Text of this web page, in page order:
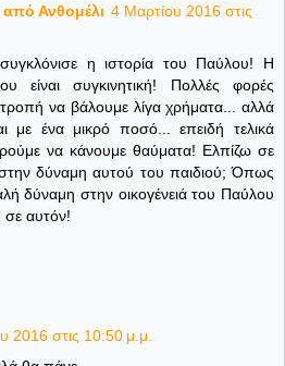
Ανθομέλι 4 Μαρτίου 2016 στις
η ιστορία του Παύλου! Η
είναι συγκινητική! Πολλές φορές
να βάλουμε λίγα χρήματα... αλλά
με ένα μικρό ποσό... επειδή τελικά
να κάνουμε θαύματα! Ελπίζω σε
δύναμη αυτού του παιδιού; Όπως
δύναμη στην οικογένειά του Παύλου
σε αυτόν!
2016 στις 10:50 μ.μ.